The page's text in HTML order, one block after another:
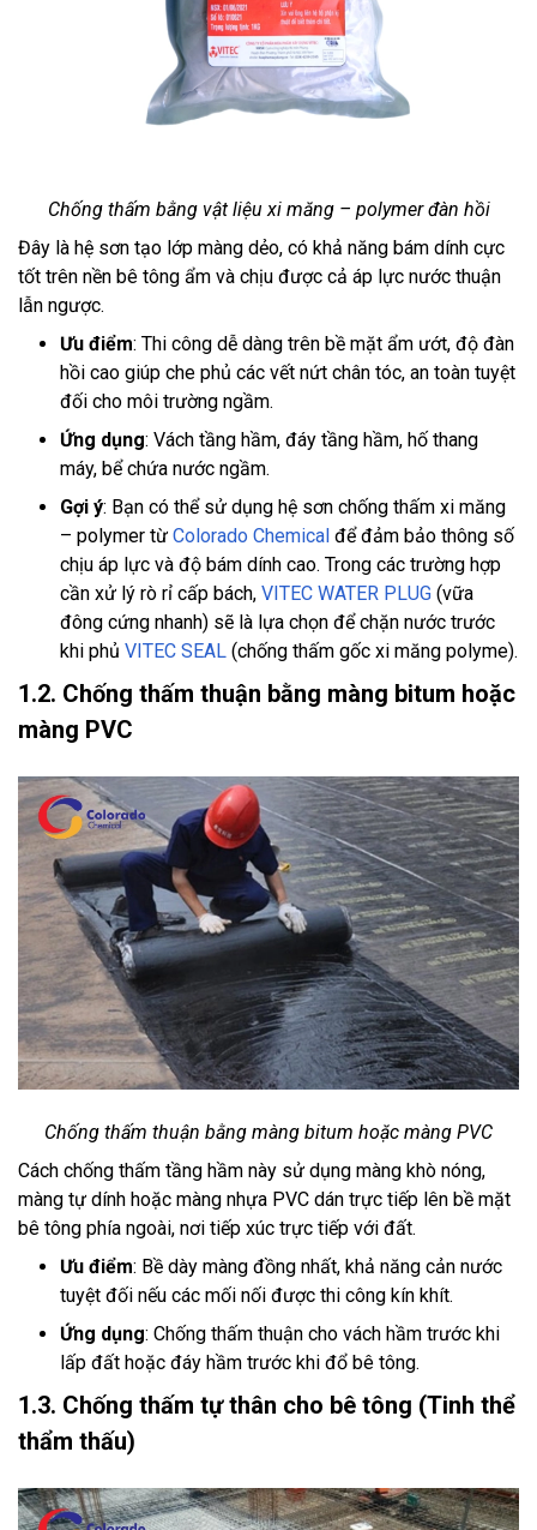
Chống thấm bằng vật liệu xi măng – polymer đàn hồi
Đây là hệ sơn tạo lớp màng dẻo, có khả năng bám dính cực
tốt trên nền bê tông ẩm và chịu được cả áp lực nước thuận
lẫn ngược.
Ưu điểm: Thi công dễ dàng trên bề mặt ẩm ướt, độ đàn
hồi cao giúp che phủ các vết nứt chân tóc, an toàn tuyệt
đối cho môi trường ngầm.
Ứng dụng: Vách tầng hầm, đáy tầng hầm, hố thang
máy, bể chứa nước ngầm.
Gợi ý: Bạn có thể sử dụng hệ sơn chống thấm xi măng
– polymer từ Colorado Chemical để đảm bảo thông số
chịu áp lực và độ bám dính cao. Trong các trường hợp
cần xử lý rò rỉ cấp bách, VITEC WATER PLUG (vữa
đông cứng nhanh) sẽ là lựa chọn để chặn nước trước
khi phủ VITEC SEAL (chống thấm gốc xi măng polyme).
1.2. Chống thấm thuận bằng màng bitum hoặc
màng PVC
Chống thấm thuận bằng màng bitum hoặc màng PVC
Cách chống thấm tầng hầm này sử dụng màng khò nóng,
màng tự dính hoặc màng nhựa PVC dán trực tiếp lên bề mặt
bê tông phía ngoài, nơi tiếp xúc trực tiếp với đất.
Ưu điểm: Bề dày màng đồng nhất, khả năng cản nước
tuyệt đối nếu các mối nối được thi công kín khít.
Ứng dụng: Chống thấm thuận cho vách hầm trước khi
lấp đất hoặc đáy hầm trước khi đổ bê tông.
1.3. Chống thấm tự thân cho bê tông (Tinh thể
thẩm thấu)